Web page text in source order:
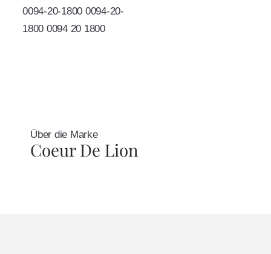
0094-20-1800 0094-20-
1800 0094 20 1800
Über die Marke
Coeur De Lion